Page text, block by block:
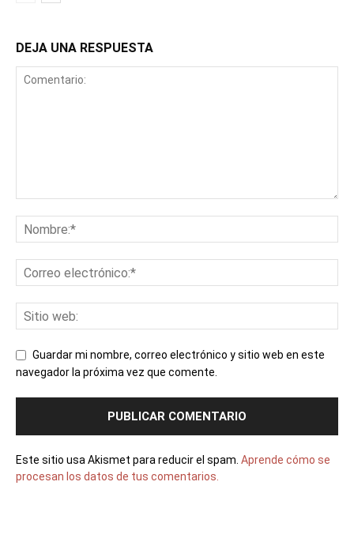
DEJA UNA RESPUESTA
Guardar mi nombre, correo electrónico y sitio web en este
navegador la próxima vez que comente.
Este sitio usa Akismet para reducir el spam. Aprende cómo se
procesan los datos de tus comentarios.